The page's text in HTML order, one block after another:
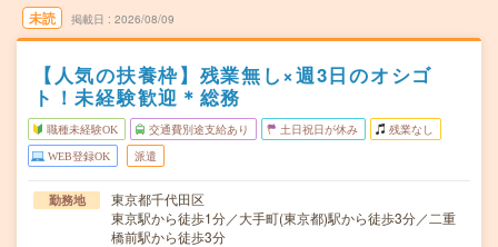
未読 掲載日 2026/08/09
【人気の扶養枠】残業無し×週3日のオシゴ
ト！未経験歓迎＊総務
職種未経験OK 交通費別途支給あり 土日祝日が休み 残業なし
WEB登録OK 派遣
勤務地
東京都千代田区
東京駅から徒歩1分／大手町(東京都)駅から徒歩3分／二重
橋前駅から徒歩3分